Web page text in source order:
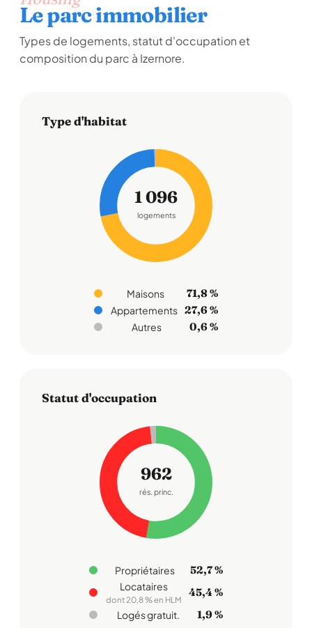
Le parc immobilier
Types de logements, statut d'occupation et
composition du parc à Izernore.
Type d'habitat
1 096
logements
Maisons 71,8 %
Appartements 27,6 %
Autres 0,6 %
Statut d'occupation
962
rés. princ.
Propriétaires 52,7 %
Locataires
dont 20,8 % en HLM
45,4 %
Logés gratuit. 1,9 %